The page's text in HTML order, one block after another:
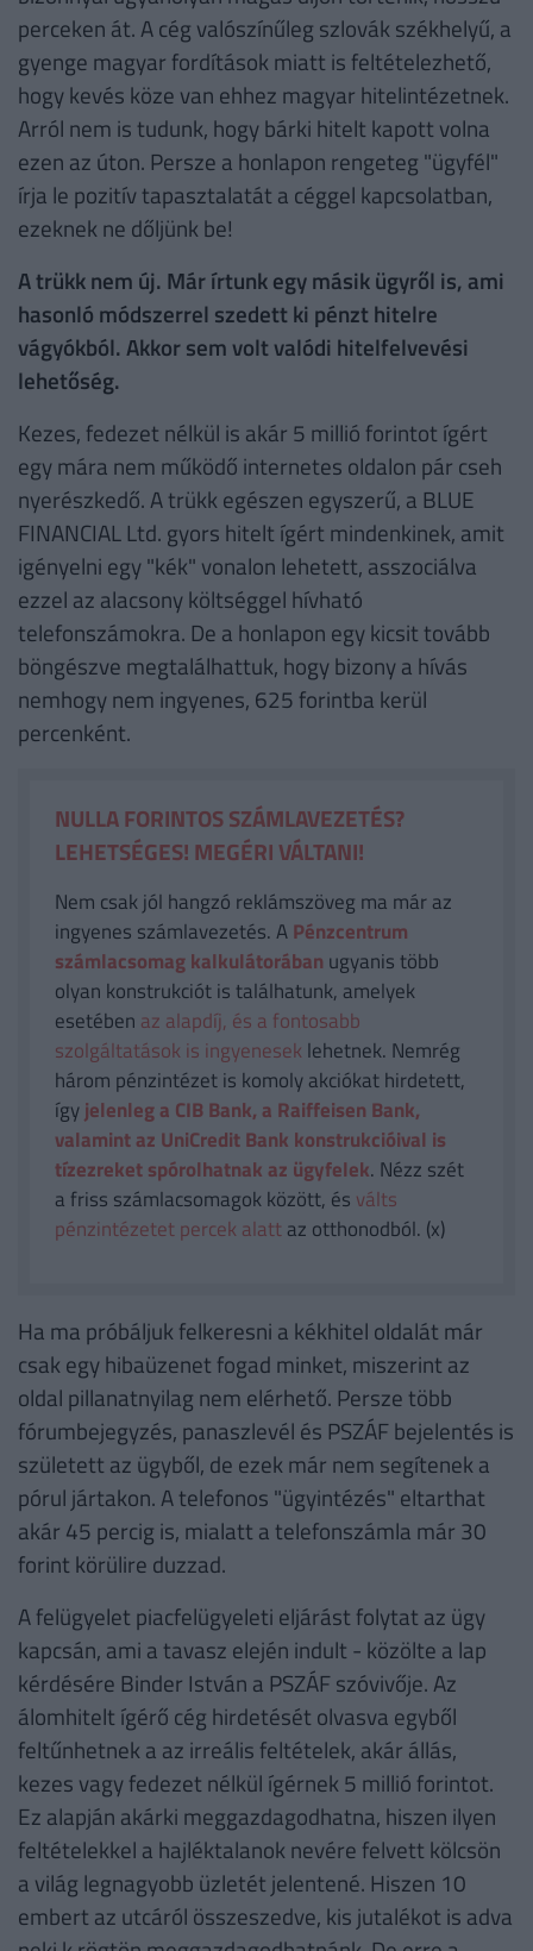
perceken át. A cég valószínűleg szlovák székhelyű, a
gyenge magyar fordítások miatt is feltételezhető,
hogy kevés köze van ehhez magyar hitelintézetnek.
Arról nem is tudunk, hogy bárki hitelt kapott volna
ezen az úton. Persze a honlapon rengeteg "ügyfél"
írja le pozitív tapasztalatát a céggel kapcsolatban,
ezeknek ne dőljünk be!
A trükk nem új. Már írtunk egy másik ügyről is, ami
hasonló módszerrel szedett ki pénzt hitelre
vágyókból. Akkor sem volt valódi hitelfelvevési
lehetőség.
Kezes, fedezet nélkül is akár 5 millió forintot ígért
egy mára nem működő internetes oldalon pár cseh
nyerészkedő. A trükk egészen egyszerű, a BLUE
FINANCIAL Ltd. gyors hitelt ígért mindenkinek, amit
igényelni egy "kék" vonalon lehetett, asszociálva
ezzel az alacsony költséggel hívható
telefonszámokra. De a honlapon egy kicsit tovább
böngészve megtalálhattuk, hogy bizony a hívás
nemhogy nem ingyenes, 625 forintba kerül
percenként.
NULLA FORINTOS SZÁMLAVEZETÉS?
LEHETSÉGES! MEGÉRI VÁLTANI!
Nem csak jól hangzó reklámszöveg ma már az
ingyenes számlavezetés. APénzcentrum
számlacsomag kalkulátorában ugyanis több
olyan konstrukciót is találhatunk, amelyek
esetében az alapdíj, és a fontosabb
szolgáltatások is ingyenesek lehetnek. Nemrég
három pénzintézet is komoly akciókat hirdetett,
ígyjelenleg a CIB Bank, a Raiffeisen Bank,
valamint az UniCredit Bank konstrukcióival is
tízezreket spórolhatnak az ügyfelek. Nézz szét
a friss számlacsomagok között, és válts
pénzintézetet percek alattaz otthonodból. (x)
Ha ma próbáljuk felkeresni a kékhitel oldalát már
csak egy hibaüzenet fogad minket, miszerint az
oldal pillanatnyilag nem elérhető. Persze több
fórumbejegyzés, panaszlevél és PSZÁF bejelentés is
született az ügyből, de ezek már nem segítenek a
pórul jártakon. A telefonos "ügyintézés" eltarthat
akár 45 percig is, mialatt a telefonszámla már 30
forint körülire duzzad.
A felügyelet piacfelügyeleti eljárást folytat az ügy
kapcsán, ami a tavasz elején indult - közölte a lap
kérdésére Binder István a PSZÁF szóvivője. Az
álomhitelt ígérő cég hirdetését olvasva egyből
feltűnhetnek a az irreális feltételek, akár állás,
kezes vagy fedezet nélkül ígérnek 5 millió forintot.
Ez alapján akárki meggazdagodhatna, hiszen ilyen
feltételekkel a hajléktalanok nevére felvett kölcsön
a világ legnagyobb üzletét jelentené. Hiszen 10
embert az utcáról összeszedve, kis jutalékot is adva